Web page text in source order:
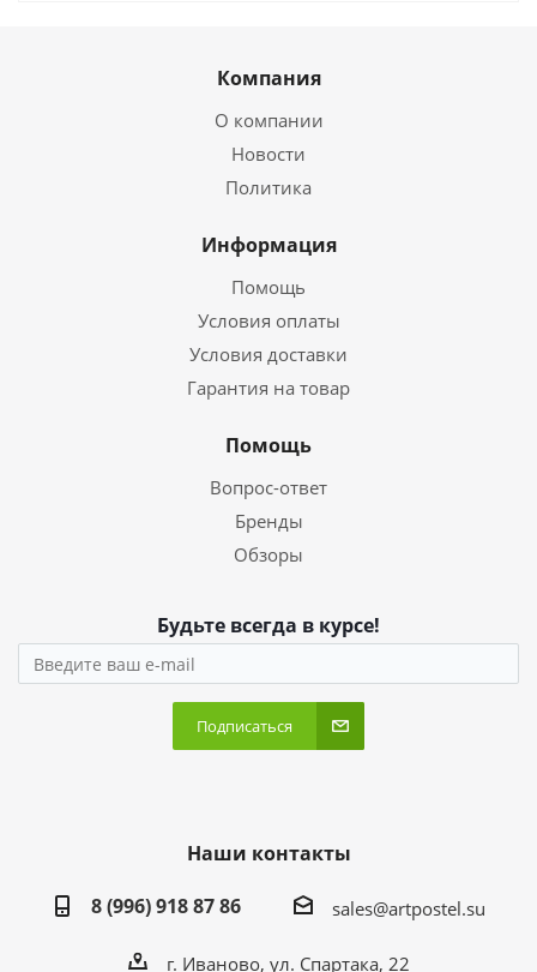
Компания
О компании
Новости
Политика
Информация
Помощь
Условия оплаты
Условия доставки
Гарантия на товар
Помощь
Вопрос-ответ
Бренды
Обзоры
Будьте всегда в курсе!
Подписаться
Наши контакты
8 (996) 918 87 86
sales@artpostel.su
г. Иваново, ул. Спартака, 22